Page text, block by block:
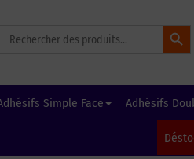
for:
Search Button
Simple Face Adhésifs